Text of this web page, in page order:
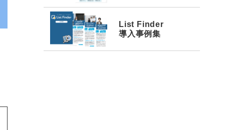
List Finder
導入事例集